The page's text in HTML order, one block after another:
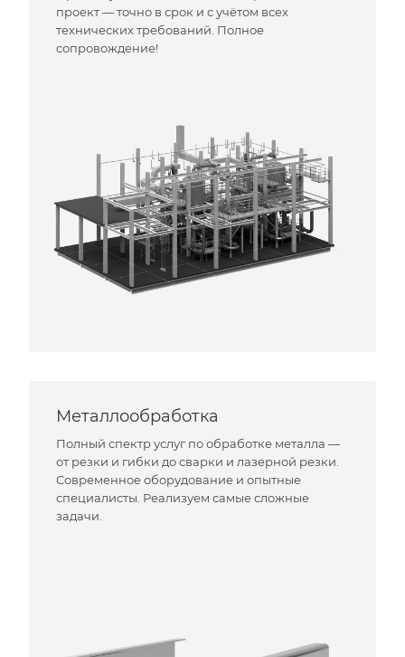
проект — точно в срок и с учётом всех
технических требований. Полное
сопровождение!
Металлообработка
Полный спектр услуг по обработке металла —
от резки и гибки до сварки и лазерной резки.
Современное оборудование и опытные
специалисты. Реализуем самые сложные
задачи.